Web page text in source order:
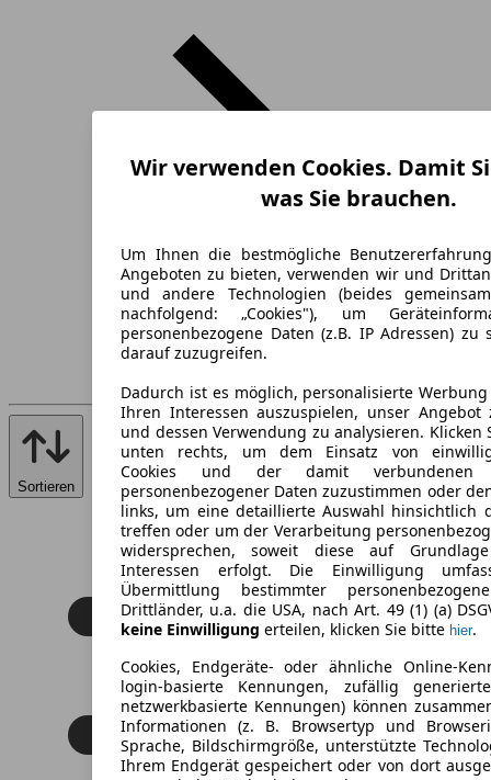
Wir verwenden Cookies. Damit
was Sie brauchen.
Um Ihnen die bestmögliche
Angeboten zu bieten, verwenden wir und
und andere Technologien (beides
nachfolgend: „Cookies"), um
personenbezogene Daten (z.B. IP Adressen) zu
darauf zuzugreifen.
Dadurch ist es möglich, personalisierte
Ihren Interessen auszuspielen, unser Angebot
und dessen Verwendung zu analysieren. Klicken
unten rechts, um dem Einsatz von
Cookies und der damit verbundenen
personenbezogener Daten zuzustimmen oder
links, um eine detaillierte Auswahl hinsichtlich
treffen oder um der Verarbeitung
widersprechen, soweit diese auf
Interessen erfolgt. Die Einwilligung
Übermittlung bestimmter
Drittländer, u.a. die USA, nach Art. 49 (1) (a)
keine Einwilligung erteilen, klicken Sie bitte hier.
Cookies, Endgeräte- oder ähnliche Online-
login-basierte Kennungen, zufällig
netzwerkbasierte Kennungen) können
Informationen (z. B. Browsertyp und
Sprache, Bildschirmgröße, unterstützte
Ihrem Endgerät gespeichert oder von dort
Sortieren